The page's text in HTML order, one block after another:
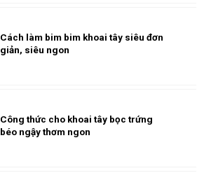
Cách làm bim bim khoai tây siêu đơn
giản, siêu ngon
Công thức cho khoai tây bọc trứng
béo ngậy thơm ngon